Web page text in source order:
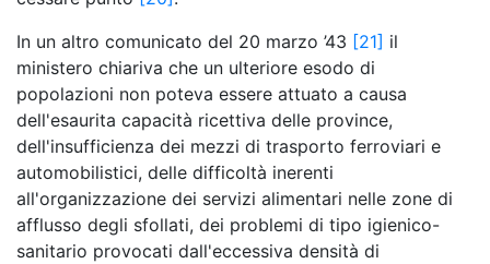
In un altro comunicato del 20 marzo ’43 [21] il
ministero chiariva che un ulteriore esodo di
popolazioni non poteva essere attuato a causa
dell'esaurita capacità ricettiva delle province,
dell'insufficienza dei mezzi di trasporto ferroviari e
automobilistici, delle difficoltà inerenti
all'organizzazione dei servizi alimentari nelle zone di
afflusso degli sfollati, dei problemi di tipo igienico-
sanitario provocati dall'eccessiva densità di